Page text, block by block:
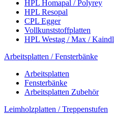
HPL Homapal / Polyrey
HPL Resopal
CPL Egger
Vollkunststoffplatten
HPL Westag / Max / Kaindl
Arbeitsplatten / Fensterbänke
Arbeitsplatten
Fensterbänke
Arbeitsplatten Zubehör
Leimholzplatten / Treppenstufen